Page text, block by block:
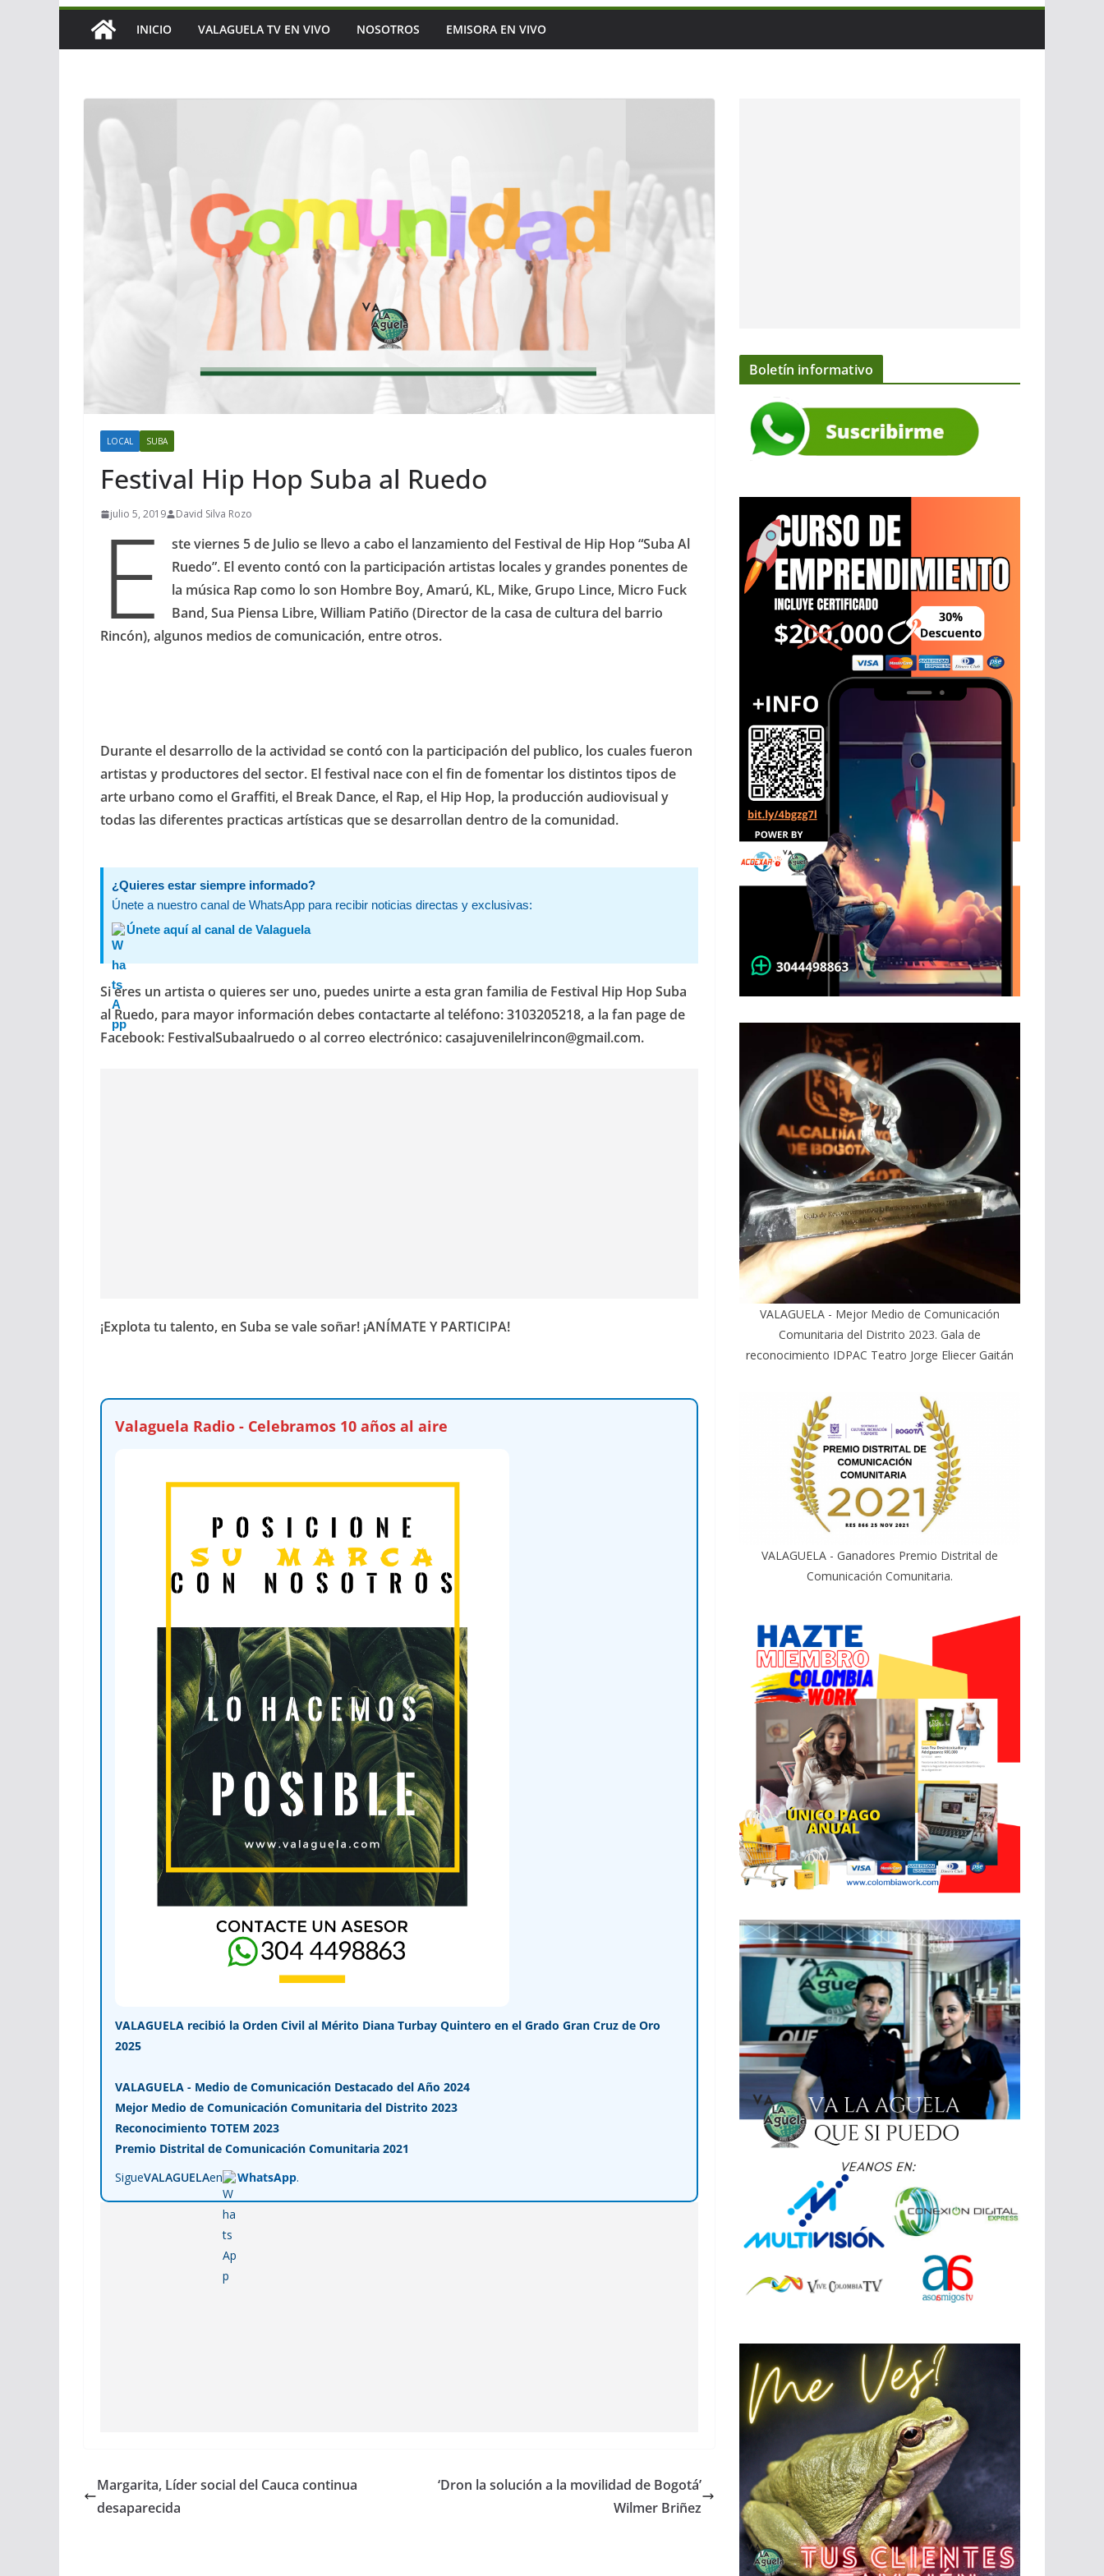
INICIO VALAGUELA TV EN VIVO NOSOTROS EMISORA EN VIVO
LOCAL SUBA
Festival Hip Hop Suba al Ruedo
julio 5, 2019 David Silva Rozo
E
ste viernes 5 de Julio se llevo a cabo el lanzamiento del Festival de Hip Hop “Suba Al
Ruedo”. El evento contó con la participación artistas locales y grandes ponentes de
la música Rap como lo son Hombre Boy, Amarú, KL, Mike, Grupo Lince, Micro Fuck
Band, Sua Piensa Libre, William Patiño (Director de la casa de cultura del barrio
Rincón), algunos medios de comunicación, entre otros.
Durante el desarrollo de la actividad se contó con la participación del publico, los cuales fueron
artistas y productores del sector. El festival nace con el fin de fomentar los distintos tipos de
arte urbano como el Graffiti, el Break Dance, el Rap, el Hip Hop, la producción audiovisual y
todas las diferentes practicas artísticas que se desarrollan dentro de la comunidad.
¿Quieres estar siempre informado?
Únete a nuestro canal de WhatsApp para recibir noticias directas y exclusivas:
Únete aquí al canal de Valaguela
Si eres un artista o quieres ser uno, puedes unirte a esta gran familia de Festival Hip Hop Suba
al Ruedo, para mayor información debes contactarte al teléfono: 3103205218, a la fan page de
Facebook: FestivalSubaalruedo o al correo electrónico:casajuvenilelrincon@gmail.com.
¡Explota tu talento, en Suba se vale soñar! ¡ANÍMATE Y PARTICIPA!
Valaguela Radio - Celebramos 10 años al aire
VALAGUELA recibió la Orden Civil al Mérito Diana Turbay Quintero en el Grado Gran Cruz de Oro
2025
VALAGUELA - Medio de Comunicación Destacado del Año 2024
Mejor Medio de Comunicación Comunitaria del Distrito 2023
Reconocimiento TOTEM 2023
Premio Distrital de Comunicación Comunitaria 2021
SigueVALAGUELAen WhatsApp.
Margarita, Líder social del Cauca continua
desaparecida
‘Dron la solución a la movilidad de Bogotá’
Wilmer Briñez
Boletín informativo
VALAGUELA - Mejor Medio de Comunicación
Comunitaria del Distrito 2023. Gala de
reconocimiento IDPAC Teatro Jorge Eliecer Gaitán
VALAGUELA - Ganadores Premio Distrital de
Comunicación Comunitaria.